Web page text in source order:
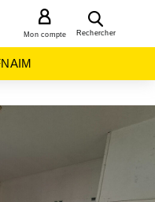
Rechercher
Mon compte